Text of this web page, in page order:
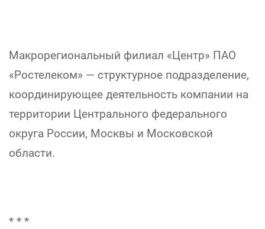
Макрорегиональный филиал «Центр» ПАО
«Ростелеком» — структурное подразделение,
координирующее деятельность компании на
территории Центрального федерального
округа России, Москвы и Московской
области.
* * *